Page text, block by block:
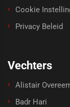
Cookie
Privacy Beleid
Vechters
Alistair
Badr Hari